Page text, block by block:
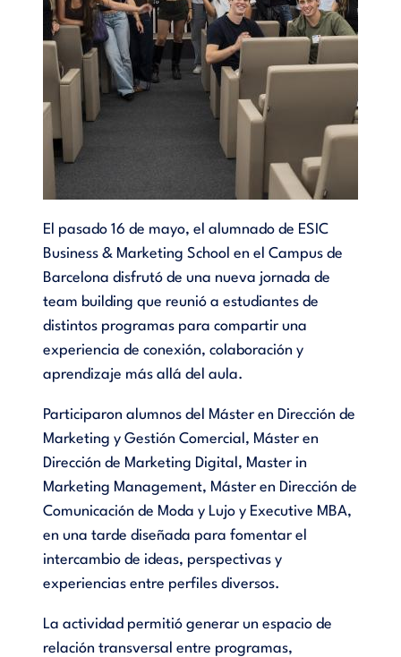
El pasado 16 de mayo, el alumnado de ESIC
Business & Marketing School en el Campus de
Barcelona disfrutó de una nueva jornada de
team building que reunió a estudiantes de
distintos programas para compartir una
experiencia de conexión, colaboración y
aprendizaje más allá del aula.
Participaron alumnos del Máster en Dirección de
Marketing y Gestión Comercial, Máster en
Dirección de Marketing Digital, Master in
Marketing Management, Máster en Dirección de
Comunicación de Moda y Lujo y Executive MBA,
en una tarde diseñada para fomentar el
intercambio de ideas, perspectivas y
experiencias entre perfiles diversos.
La actividad permitió generar un espacio de
relación transversal entre programas,